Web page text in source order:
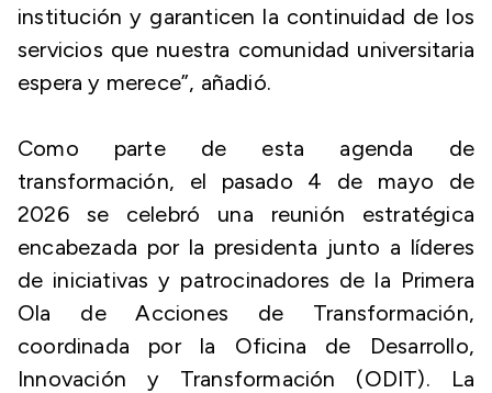
institución y garanticen la continuidad de los
servicios que nuestra comunidad universitaria
espera y merece”, añadió.
Como parte de esta agenda de
transformación, el pasado 4 de mayo de
2026 se celebró una reunión estratégica
encabezada por la presidenta junto a líderes
de iniciativas y patrocinadores de la Primera
Ola de Acciones de Transformación,
coordinada por la Oficina de Desarrollo,
Innovación y Transformación (ODIT). La